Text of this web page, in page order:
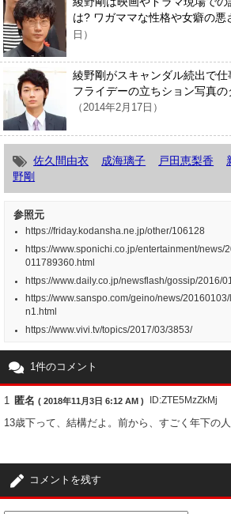
は? ワガママな性格や女癖の悪
日）
綾野剛がスキャンダル続出で
フライデーの立ちション写真
（2014年2月17日）
佐久間由衣 成海璃子 戸田恵梨香
野剛
参照元
https://friday.kodansha.ne.jp/other/106128
https://www.sponichi.co.jp/entertainment/news/
011789360.html
https://www.daily.co.jp/newsflash/gossip/2016/
https://www.sanspo.com/geino/news/
n1.html
https://www.vivi.tv/topics/2017/03/3853/
1件のコメント
1 匿名 ( 2018年11月3日 6:12 AM ) ID:ZTE5MzZkMj
13歳下って、結構だよ。前から、すごく年下の
コメントを残す